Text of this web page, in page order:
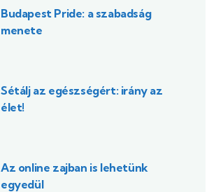
Budapest Pride: a szabadság
menete
Sétálj az egészségért: irány az
élet!
Az online zajban is lehetünk
egyedül